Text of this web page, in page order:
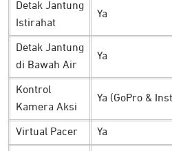
Dengan mengetahui waktu
optimal merencanakan
APEX 2 Promembantu
kualitas tidur, pelacakan tidur
Detak Jantung
Istirahat
Ya
Detak Jantung
di Bawah Air
Ya
Kontrol
Kamera Aksi
Ya (GoPro &
Virtual Pacer Ya